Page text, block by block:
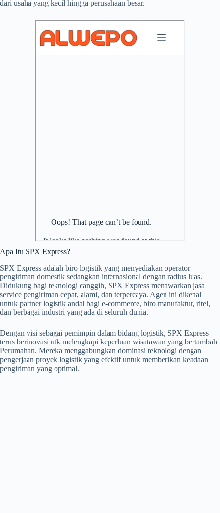
dari usaha yang kecil hingga perusahaan besar.
Apa Itu SPX Express?
SPX Express adalah biro logistik yang menyediakan operator
pengiriman domestik sedangkan internasional dengan radius luas.
Didukung bagi teknologi canggih, SPX Express menawarkan jasa
service pengiriman cepat, alami, dan terpercaya. Agen ini dikenal
untuk partner logistik andal bagi e-commerce, biro manufaktur, ritel,
dan berbagai industri yang ada di seluruh dunia.
Dengan visi sebagai pemimpin dalam bidang logistik, SPX Express
terus berinovasi utk melengkapi keperluan wisatawan yang bertambah
Perumahan. Mereka menggabungkan dominasi teknologi dengan
pengerjaan proyek logistik yang efektif untuk memberikan keadaan
pengiriman yang optimal.